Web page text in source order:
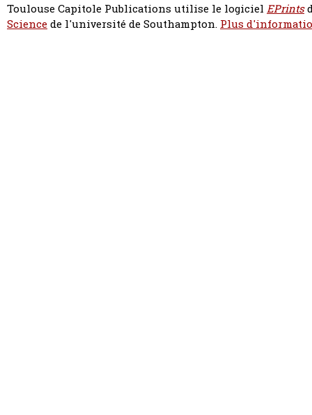
Toulouse Capitole Publications utilise le logiciel EPrints
Sciencede l'université de Southampton. Plus